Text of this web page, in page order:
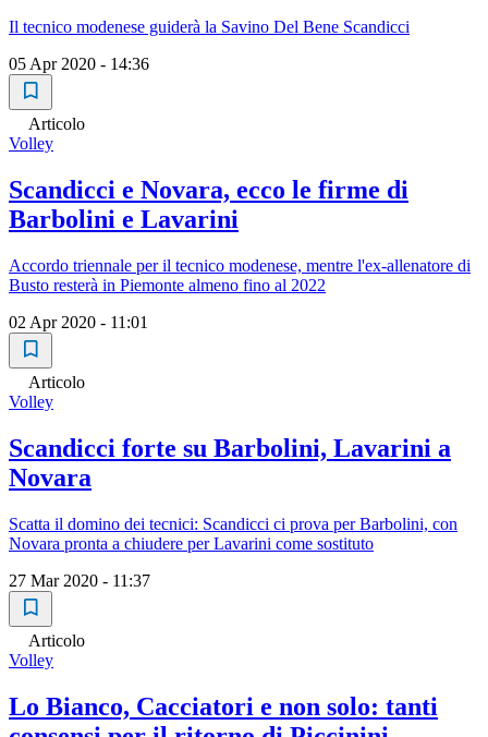
Il tecnico modenese guiderà la Savino Del Bene Scandicci
05 Apr 2020 - 14:36
Articolo
Volley
Scandicci e Novara, ecco le firme di
Barbolini e Lavarini
Accordo triennale per il tecnico modenese, mentre l'ex-allenatore di
Busto resterà in Piemonte almeno fino al 2022
02 Apr 2020 - 11:01
Articolo
Volley
Scandicci forte su Barbolini, Lavarini a
Novara
Scatta il domino dei tecnici: Scandicci ci prova per Barbolini, con
Novara pronta a chiudere per Lavarini come sostituto
27 Mar 2020 - 11:37
Articolo
Volley
Lo Bianco, Cacciatori e non solo: tanti